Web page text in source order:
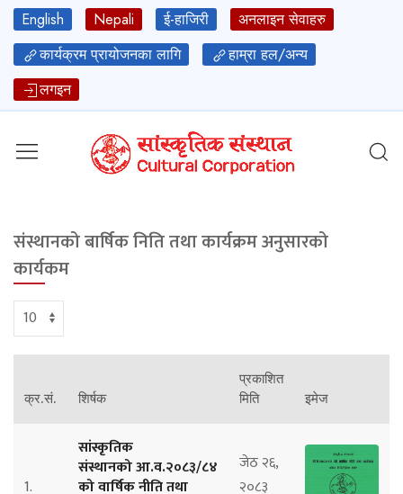
English Nepali ई-हाजिरी
अनलाइन सेवाहरु
कार्यक्रम प्रायोजनका लागि
हाम्रा हल/अन्य
लगइन
संस्थानको बार्षिक निति तथा कार्यक्रम अनुसारको
कार्यकम
क्र.सं. शिर्षक
प्रकाशित
मिति
इमेज
1.
सांस्कृतिक
संस्थानको आ.व.२०८३/८४
को वार्षिक नीति तथा
जेठ २६,
२०८३